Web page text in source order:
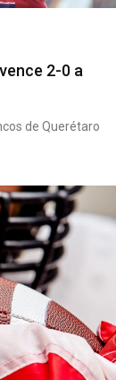
2-0 a
de Querétaro